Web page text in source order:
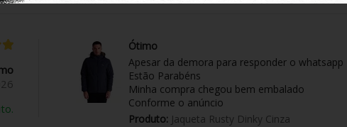
Ótimo
Apesar da demora para responder o whatsapp
Estão Parabéns
Minha compra chegou bem embalado
Conforme o anúncio
Produto: Jaqueta Rusty Dinky Cinza